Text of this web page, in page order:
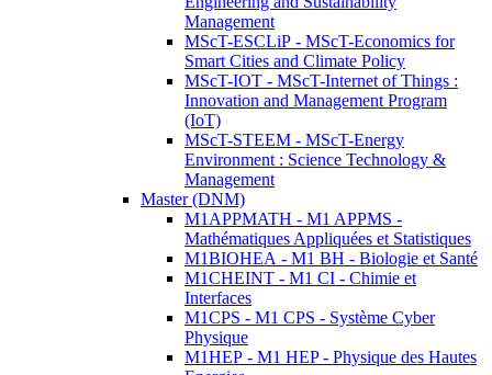
Management
MScT-ESCLiP - MScT-Economics for
Smart Cities and Climate Policy
MScT-IOT - MScT-Internet of Things :
Innovation and Management Program
(IoT)
MScT-STEEM - MScT-Energy
Environment : Science Technology &
Management
Master (DNM)
M1APPMATH - M1 APPMS -
Mathématiques Appliquées et Statistiques
M1BIOHEA - M1 BH - Biologie et Santé
M1CHEINT - M1 CI - Chimie et
Interfaces
M1CPS - M1 CPS - Système Cyber
Physique
M1HEP - M1 HEP - Physique des Hautes